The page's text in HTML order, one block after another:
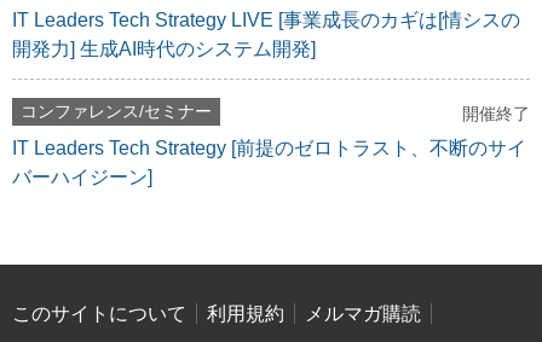
IT Leaders Tech Strategy LIVE [事業成長のカギは[情シスの
開発力] 生成AI時代のシステム開発]
コンファレンス/セミナー 開催終了
IT Leaders Tech Strategy [前提のゼロトラスト、不断のサイ
バーハイジーン]
このサイトについて 利用規約
メルマガ購読